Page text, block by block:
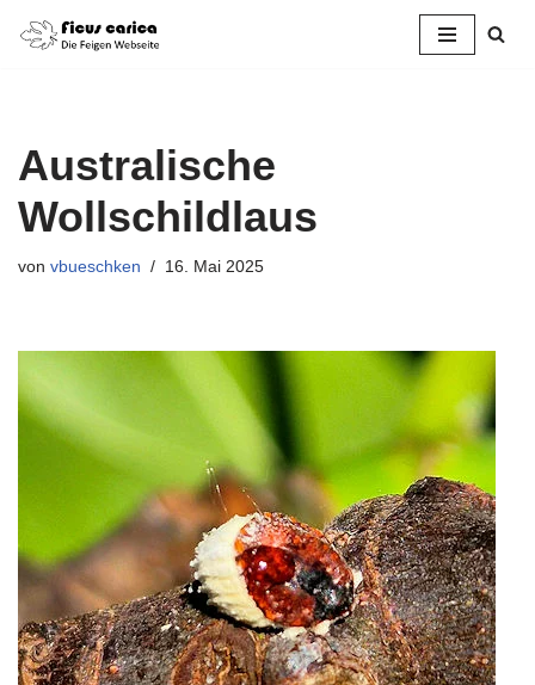
Australische
Wollschildlaus
von vbueschken 16. Mai 2025